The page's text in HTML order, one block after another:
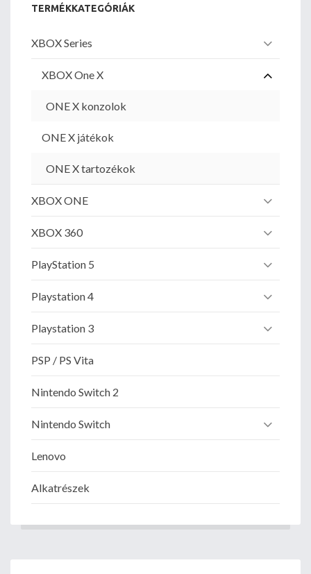
TERMÉKKATEGÓRIÁK
XBOX Series
XBOX One X
ONE X konzolok
ONE X játékok
ONE X tartozékok
XBOX ONE
XBOX 360
PlayStation 5
Playstation 4
Playstation 3
PSP / PS Vita
Nintendo Switch 2
Nintendo Switch
Lenovo
Alkatrészek